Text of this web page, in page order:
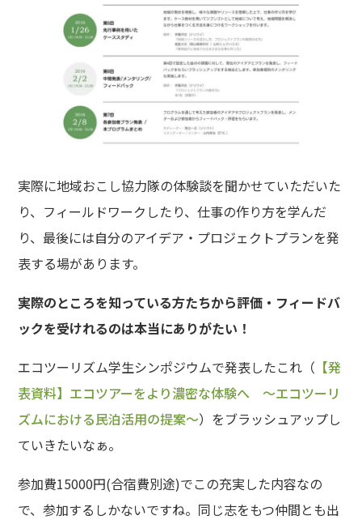
実際に地域おこし協力隊の体験談を聞かせていただいた
り、フィールドワークしたり、仕事の作り方を学んだ
り、最後には自分のアイデア・プロジェクトプランを発
表する場があります。
実際のところを知っている方たちから評価・フィードバ
ックを受けれるのは本当にありがたい！
エコツーリズム学生シンポジウムで発表したこれ（ 【発
表資料】エコツアーをより濃密な体験へ ～エコツーリ
ズムにおける民泊活用の提案～）をブラッシュアップし
ていきたいなぁ。
参加費15000円(合宿費別途)でこの充実した内容なの
で、参加するしかないですね。同じ志をもつ仲間とも出